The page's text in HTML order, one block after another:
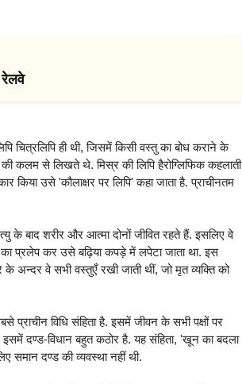
चित्रलिपि ही थी, जिसमें किसी वस्तु का बोध कराने के
की कलम से लिखते थे. मिस्र की लिपि हैरोग्लिफिक कहलाती
किया उसे 'कौलाक्षर पर लिपि' कहा जाता है. प्राचीनतम
के बाद शरीर और आत्मा दोनों जीवित रहते हैं. इसलिए वे
प्रलेप कर उसे बढ़िया कपड़े में लपेटा जाता था. इस
अन्दर वे सभी वस्तुएँ रखी जाती थीं, जो मृत व्यक्ति को
प्राचीन विधि संहिता है. इसमें जीवन के सभी पक्षों पर
इसमें दण्ड-विधान बहुत कठोर है. यह संहिता, 'खून का बदला
समान दण्ड की व्यवस्था नहीं थी.